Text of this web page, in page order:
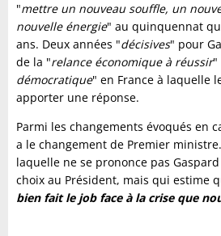
"mettre un nouveau souffle, un
nouvelle énergie" au quinquennat
ans. Deux années "décisives" pour
de la "relance économique à réussir"
démocratique" en France à laquelle
apporter une réponse.
Parmi les changements évoqués en
a le changement de Premier
laquelle ne se prononce pas
choix au Président, mais qui estime
bien fait le job face à la crise que